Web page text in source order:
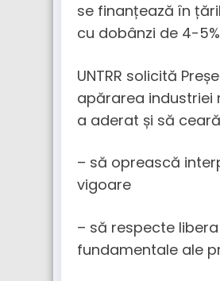
se finanțează în
cu dobânzi de 4-
UNTRR solicită
apărarea industriei
a aderat și să
– să oprească
vigoare
– să respecte
fundamentale ale